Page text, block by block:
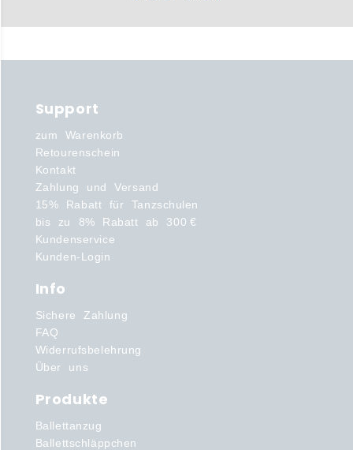
Support
zum Warenkorb
Retourenschein
Kontakt
Zahlung und Versand
15% Rabatt für Tanzschulen
bis zu 8% Rabatt ab 300 €
Kundenservice
Kunden-Login
Info
Sichere Zahlung
FAQ
Widerrufsbelehrung
Über uns
Produkte
Ballettanzug
Ballettschläppchen